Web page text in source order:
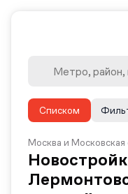
Списком
Москва и Московская